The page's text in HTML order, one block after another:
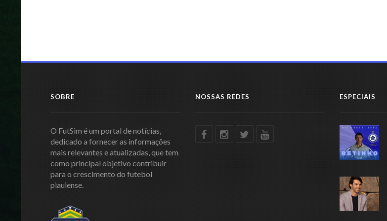
SOBRE
O FutSim é um portal de notícias,
dedicado a fornecer as informações
mais relevantes e atualizadas, que tem
como principal objetivo contribuir
para o crescimento do futebol
piauiense.
NOSSAS REDES ESPECIAIS